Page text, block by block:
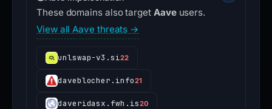
These domains also target Aaveusers.
View all Aave threats →
unlswap-v3.si22
daveblocher.info21
daveridasx.fwh.is20